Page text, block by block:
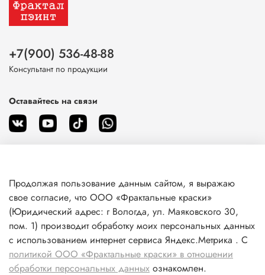
О магазине
Клиентам
Информация
+7(900) 536-48-88
Консультант по продукции
Оставайтесь на связи
Продолжая пользование данным сайтом, я выражаю
свое согласие, что ООО «Фрактальные краски»
(Юридический адрес: г Вологда, ул. Маяковского 30,
пом. 1) производит обработку моих персональных данных
с использованием интернет сервиса Яндекс.Метрика . С
политикой ООО «Фрактальные краски» в отношении
обработки персональных данных ознакомлен.